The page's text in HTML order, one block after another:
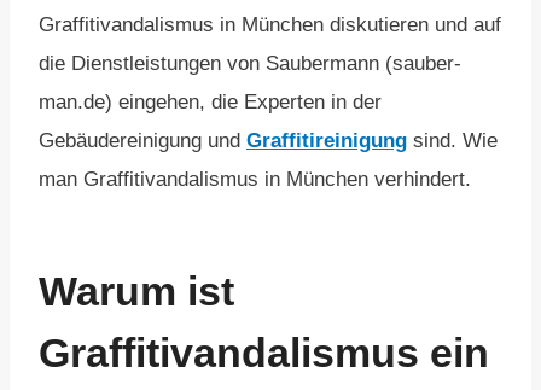
Graffitivandalismus in München diskutieren und auf
die Dienstleistungen von Saubermann (sauber-
man.de) eingehen, die Experten in der
Gebäudereinigung und Graffitireinigung sind. Wie
man Graffitivandalismus in München verhindert.
Warum ist
Graffitivandalismus ein